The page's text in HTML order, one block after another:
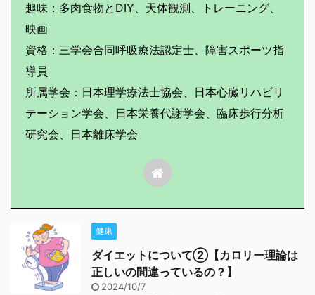
趣味：多肉食物とDIY、天体観測、トレーニング、
映画
資格：三学会合同呼吸療法認定士、障害スポーツ指
導員
所属学会：日本理学療法士協会、日本心臓リハビリ
テーション学会、日本栄養代謝学会、臨床歩行分析
研究会、日本離床学会
健康
ダイエットについて②【カロリー理論は
正しいの間違っているの？】
2024/10/7